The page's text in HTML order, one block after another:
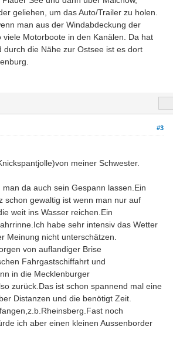
geliehen, um das Auto/Trailer zu holen.
man aus der Windabdeckung der
Motorboote in den Kanälen. Da hat
die Nähe zur Ostsee ist es dort
#3
meiner Schwester.
da auch sein Gespann lassen.Ein
schon gewaltig ist wenn man nur auf
weit ins Wasser reichen.Ein
habe sehr intensiv das Wetter
Meinung nicht unterschätzen.
von auflandiger Brise
Fahrgastschiffahrt und
in die Mecklenburger
zurück.Das ist schon spannend mal eine
Distanzen und die benötigt Zeit.
noch
ich aber einen kleinen Aussenborder